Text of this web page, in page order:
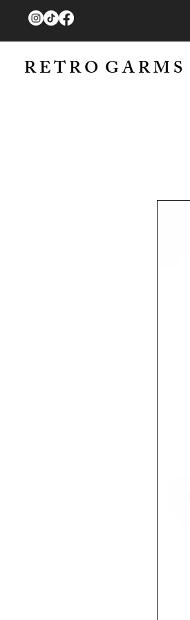
R E T R O G A R M S